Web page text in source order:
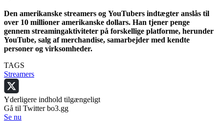
Den amerikanske streamers og YouTubers indtægter anslås til
over 10 millioner amerikanske dollars. Han tjener penge
gennem streamingaktiviteter på forskellige platforme, herunder
YouTube, salg af merchandise, samarbejder med kendte
personer og virksomheder.
TAGS
Streamers
Yderligere indhold tilgængeligt
Gå til Twitter bo3.gg
Se nu